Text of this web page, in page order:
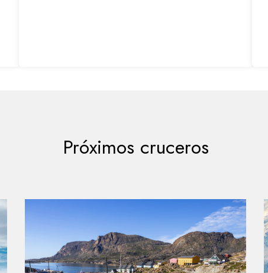
Próximos cruceros